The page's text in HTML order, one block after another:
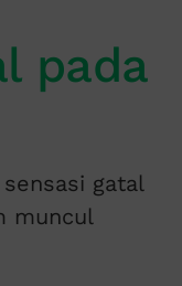
pada
gatal
muncul